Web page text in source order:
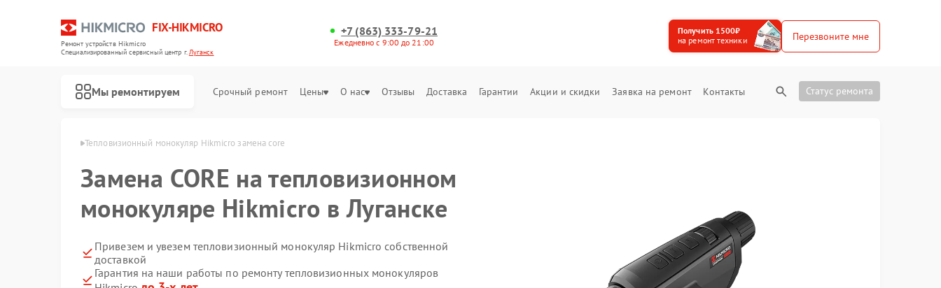
FIX-HIKMICRO
Ремонт устройств Hikmicro
Специализированный cервисный центр г.Луганск
+7 (863) 333-79-21
Ежедневно с 9:00 до 21:00
Получить 1500₽
на ремонт техники
Перезвоните мне
Мы ремонтируем Срочный ремонт Цены О нас Отзывы Доставка Гарантии Акции и скидки Заявка на ремонт Контакты Статус ремонта
в Луганске Тепловизионный монокуляр Hikmicro замена core
Замена CORE на тепловизионном
монокуляре Hikmicro в Луганске
Привезем и увезем тепловизионный монокуляр Hikmicro собственной
доставкой
Гарантия на наши работы по ремонту тепловизионных монокуляров